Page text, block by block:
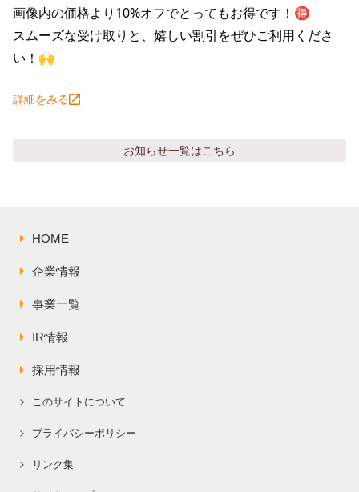
画像内の価格より10%オフでとってもお得です！🉐
スムーズな受け取りと、嬉しい割引をぜひご利用くださ
い！🙌
詳細をみる
お知らせ一覧はこちら
HOME
企業情報
事業一覧
IR情報
採用情報
このサイトについて
プライバシーポリシー
リンク集